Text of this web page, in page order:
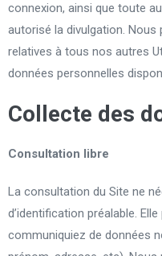
connexion, ainsi que toute
autorisé la divulgation.
relatives à tous nos autres
données personnelles
Collecte des
Consultation libre
La consultation du Site ne
d’identification préalable.
communiquiez de données